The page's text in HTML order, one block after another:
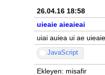
26.04.16 18:58
uieaie aieaieai
uiai auiea ui ae
JavaScript
Ekleyen: misafir